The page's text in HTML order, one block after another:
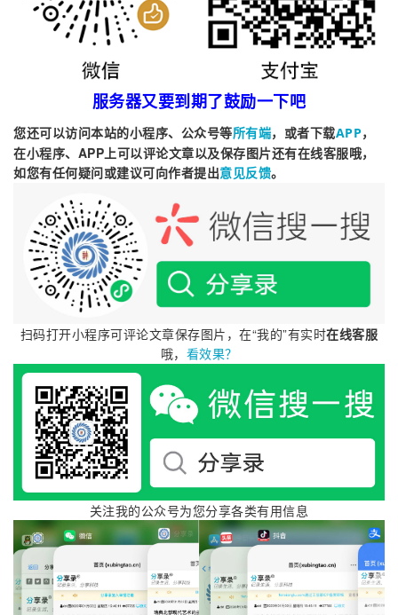
我也是第一次开发app，印象中Java有个Key Stor
可以用Android Studio生成Key Store打包含有ap
p安装包证书的apk应用。点“Build”->“Generate Si
gned Bundle or APK”在弹出框选“APK”然后点“ne
xt”：
服务器又要到期了鼓励一下吧
您还可以访问本站的小程序、公众号等所有端，或者下载APP，
在小程序、APP上可以评论文章以及保存图片还有在线客服哦，
如您有任何疑问或建议可向作者提出意见反馈。
扫码打开小程序可评论文章保存图片，在“我的”有实时在线客服
哦， 看效果？
关注我的公众号为您分享各类有用信息